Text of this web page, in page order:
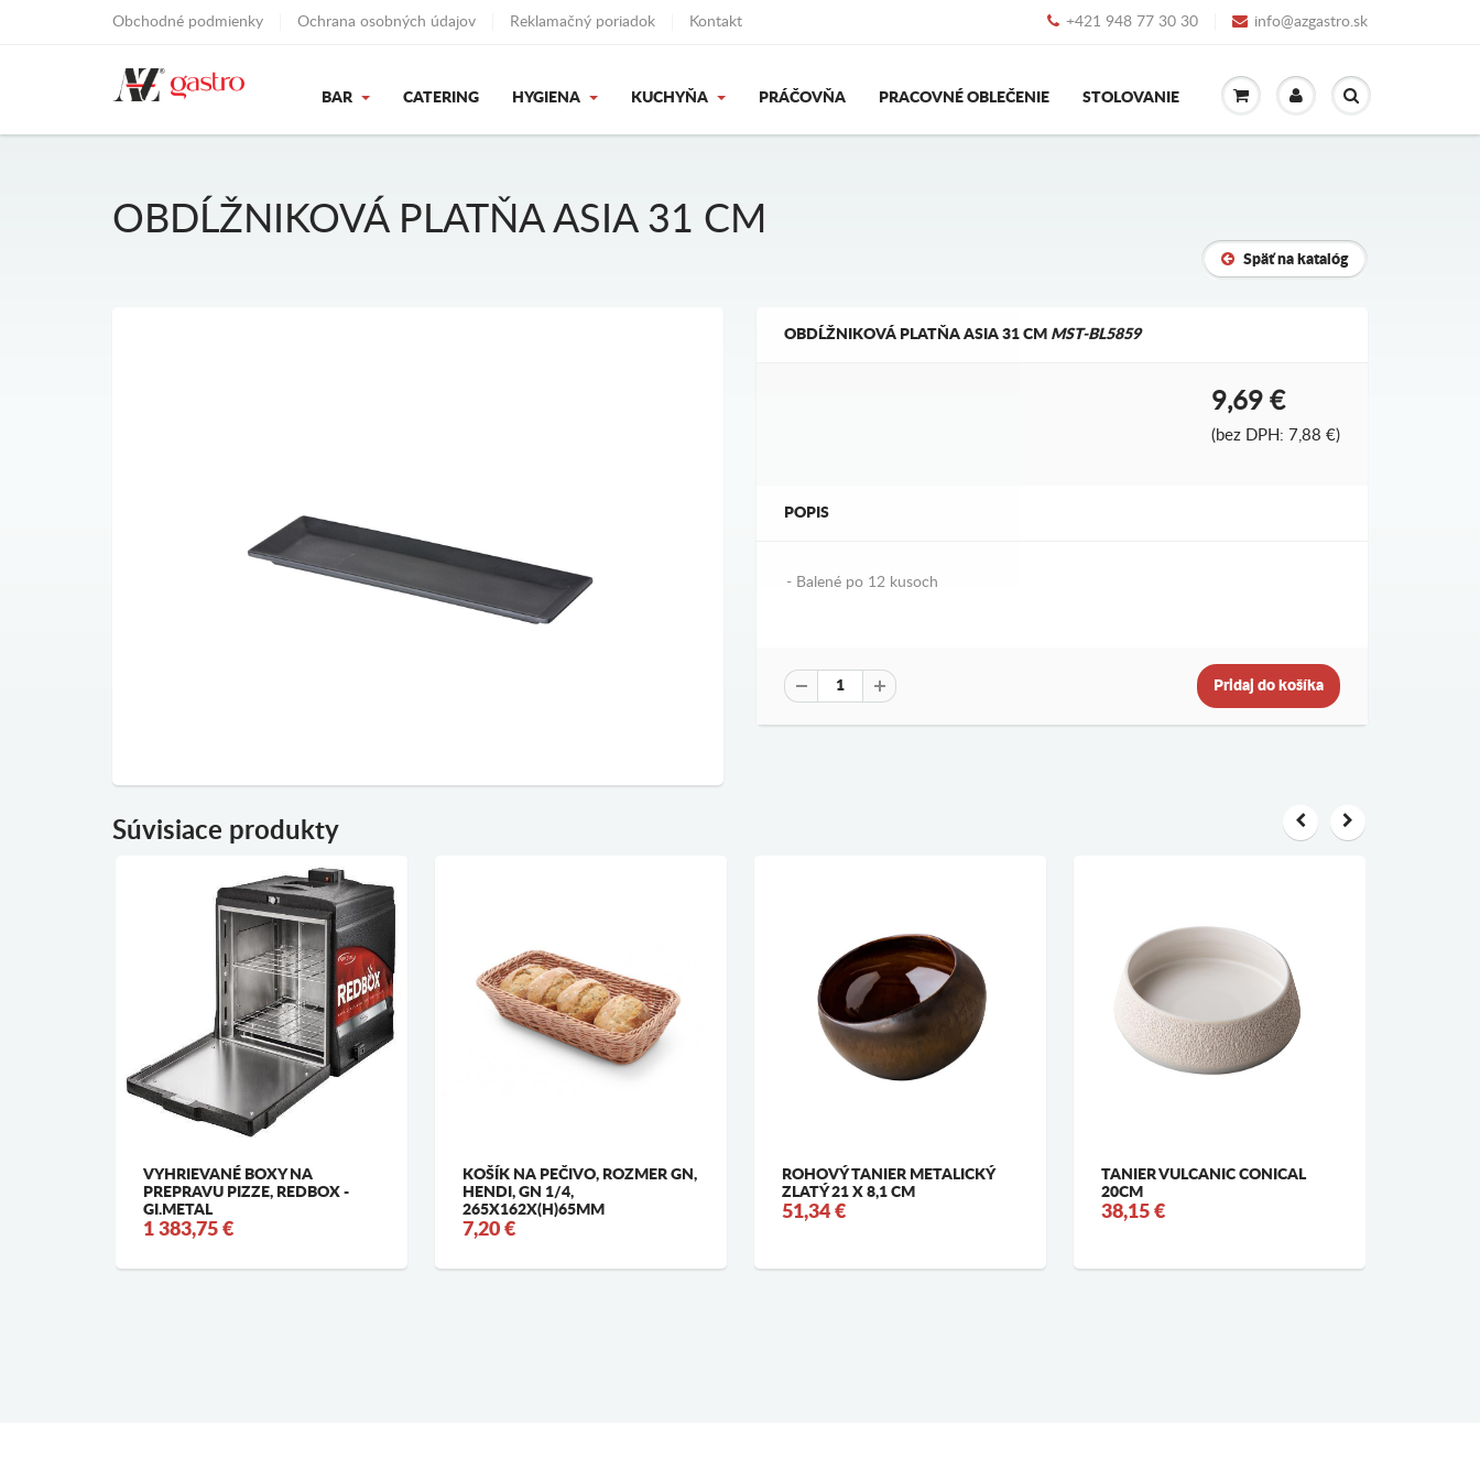
Obchodné podmienky Ochrana osobných údajov Reklamačný poriadok Kontakt +421 948 77 30 30 info@azgastro.sk
BAR CATERING HYGIENA KUCHYŇA PRÁČOVŇA PRACOVNÉ OBLEČENIE STOLOVANIE
OBDĹŽNIKOVÁ PLATŇA ASIA 31 CM
Späť na katalóg
OBDĹŽNIKOVÁ PLATŇA ASIA 31 CM MST-BL5859
9,69 €
(bez DPH: 7,88 €)
POPIS
- Balené po 12 kusoch
Pridaj do košíka
Súvisiace produkty
VYHRIEVANÉ BOXY NA
PREPRAVU PIZZE, REDBOX -
GI.METAL
1 383,75 €
KOŠÍK NA PEČIVO, ROZMER GN,
HENDI, GN 1/4,
265X162X(H)65MM
7,20 €
ROHOVÝ TANIER METALICKÝ
ZLATÝ 21 X 8,1 CM
51,34 €
TANIER VULCANIC CONICAL
20CM
38,15 €